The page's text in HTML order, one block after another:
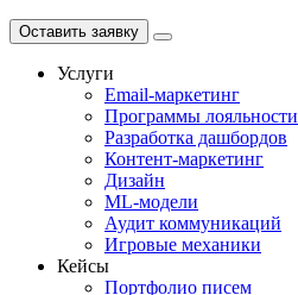
Оставить заявку
Услуги
Email-маркетинг
Программы лояльности
Разработка дашбордов
Контент-маркетинг
Дизайн
ML-модели
Аудит коммуникаций
Игровые механики
Кейсы
Портфолио писем